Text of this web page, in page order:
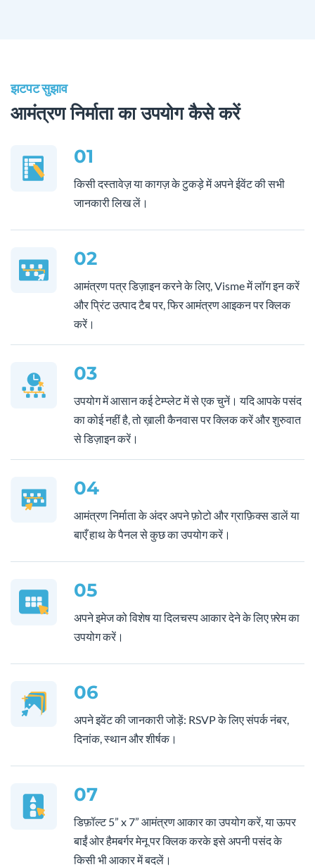
झटपट सुझाव
आमंत्रण निर्माता का उपयोग कैसे करें
01
किसी दस्तावेज़ या कागज़ के टुकड़े में अपने ईवेंट की सभी
जानकारी लिख लें।
02
आमंत्रण पत्र डिज़ाइन करने के लिए, Visme में लॉग इन करें
और प्रिंट उत्पाद टैब पर, फिर आमंत्रण आइकन पर क्लिक
करें।
03
उपयोग में आसान कई टेम्प्लेट में से एक चुनें। यदि आपके पसंद
का कोई नहीं है, तो ख़ाली कैनवास पर क्लिक करें और शुरुवात
से डिज़ाइन करें।
04
आमंत्रण निर्माता के अंदर अपने फ़ोटो और ग्राफ़िक्स डालें या
बाएँ हाथ के पैनल से कुछ का उपयोग करें।
05
अपने इमेज को विशेष या दिलचस्प आकार देने के लिए फ़्रेम का
उपयोग करें।
06
अपने इवेंट की जानकारी जोड़ें: RSVP के लिए संपर्क नंबर,
दिनांक, स्थान और शीर्षक।
07
डिफ़ॉल्ट 5” x 7” आमंत्रण आकार का उपयोग करें, या ऊपर
बाईं ओर हैमबर्गर मेनू पर क्लिक करके इसे अपनी पसंद के
किसी भी आकार में बदलें।